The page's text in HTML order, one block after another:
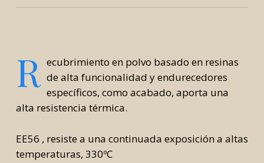
R ecubrimiento en polvo basado en resinas
de alta funcionalidad y endurecedores
específicos, como acabado, aporta una
alta resistencia térmica.
EE56 , resiste a una continuada exposición a altas
temperaturas, 330ºC